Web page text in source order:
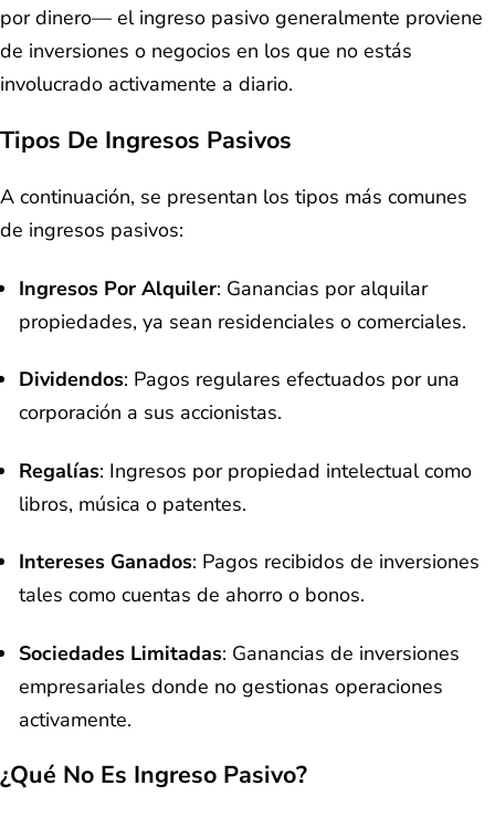
por dinero— el ingreso pasivo generalmente proviene
de inversiones o negocios en los que no estás
involucrado activamente a diario.
Tipos De Ingresos Pasivos
A continuación, se presentan los tipos más comunes
de ingresos pasivos:
Ingresos Por Alquiler: Ganancias por alquilar
propiedades, ya sean residenciales o comerciales.
Dividendos: Pagos regulares efectuados por una
corporación a sus accionistas.
Regalías: Ingresos por propiedad intelectual como
libros, música o patentes.
Intereses Ganados: Pagos recibidos de inversiones
tales como cuentas de ahorro o bonos.
Sociedades Limitadas: Ganancias de inversiones
empresariales donde no gestionas operaciones
activamente.
¿Qué No Es Ingreso Pasivo?